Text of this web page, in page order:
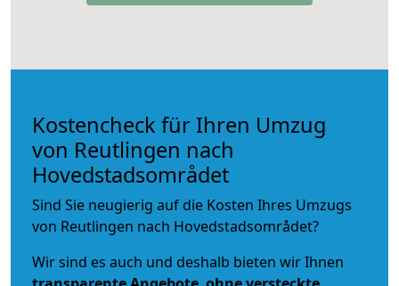
Kostencheck für Ihren Umzug
von Reutlingen nach
Hovedstadsområdet
Sind Sie neugierig auf die Kosten Ihres Umzugs
von Reutlingen nach Hovedstadsområdet?
Wir sind es auch und deshalb bieten wir Ihnen